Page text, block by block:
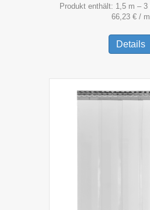
Produkt enthält: 1,5 m – 3
66,23 € / m
Details